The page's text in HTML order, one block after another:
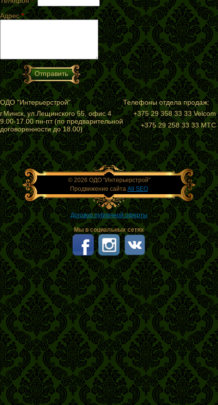
Адрес*
ОДО "Интерьерстрой"
Телефоны отдела продаж:
г.Минск, ул.Лещинского 55, офис 4
+375 29 358 33 33 Velcom
9.00-17.00 пн-пт (по предварительной
договоренности до 18.00)
+375 29 258 33 33 МТС
© 2026 ОДО "Интерьерстрой"
Продвижение сайта All SEO
Договор публичной оферты
Мы в социальных сетях